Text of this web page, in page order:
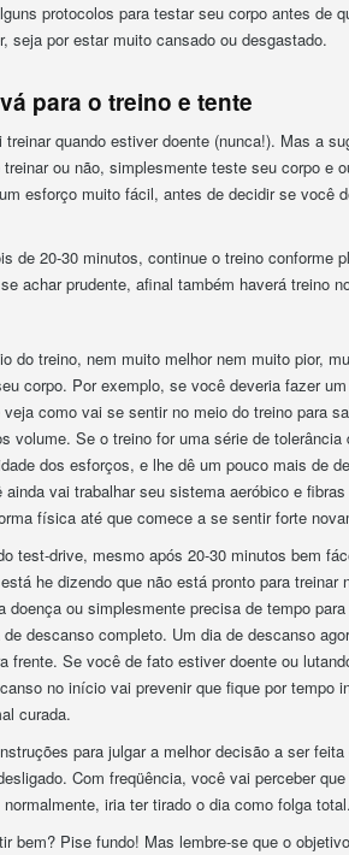
protocolos para testar seu corpo antes de
seja por estar muito cansado ou desgastado.
para o treino e tente
quando estiver doente (nunca!). Mas a
ou não, simplesmente teste seu corpo e
esforço muito fácil, antes de decidir se você
de 20-30 minutos, continue o treino conforme
achar prudente, afinal também haverá treino
do treino, nem muito melhor nem muito pior,
corpo. Por exemplo, se você deveria fazer
como vai se sentir no meio do treino para
volume. Se o treino for uma série de
dos esforços, e lhe dê um pouco mais de
vai trabalhar seu sistema aeróbico e
física até que comece a se sentir forte
test-drive, mesmo após 20-30 minutos bem
he dizendo que não está pronto para treinar
ou simplesmente precisa de tempo para
descanso completo. Um dia de descanso
frente. Se você de fato estiver doente ou
no início vai prevenir que fique por tempo
curada.
para julgar a melhor decisão a ser
Com freqüência, você vai perceber
iria ter tirado o dia como folga total.
bem? Pise fundo! Mas lembre-se que o